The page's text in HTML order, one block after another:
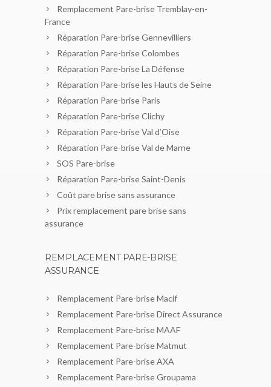
Remplacement Pare-brise Tremblay-en-
France
Réparation Pare-brise Gennevilliers
Réparation Pare-brise Colombes
Réparation Pare-brise La Défense
Réparation Pare-brise les Hauts de Seine
Réparation Pare-brise Paris
Réparation Pare-brise Clichy
Réparation Pare-brise Val d’Oise
Réparation Pare-brise Val de Marne
SOS Pare-brise
Réparation Pare-brise Saint-Denis
Coût pare brise sans assurance
Prix remplacement pare brise sans
assurance
REMPLACEMENT PARE-BRISE
ASSURANCE
Remplacement Pare-brise Macif
Remplacement Pare-brise Direct Assurance
Remplacement Pare-brise MAAF
Remplacement Pare-brise Matmut
Remplacement Pare-brise AXA
Remplacement Pare-brise Groupama